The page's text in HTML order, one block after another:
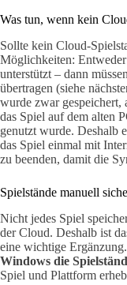
Was tun, wenn kein
Sollte kein Cloud-
Möglichkeiten:
unterstützt – dann
übertragen (siehe
wurde zwar
das Spiel auf dem alten
genutzt wurde. Deshalb
das Spiel einmal mit
zu beenden, damit die
Spielstände manuell
Nicht jedes Spiel
der Cloud. Deshalb ist
eine wichtige
Windows die
Spiel und Plattform